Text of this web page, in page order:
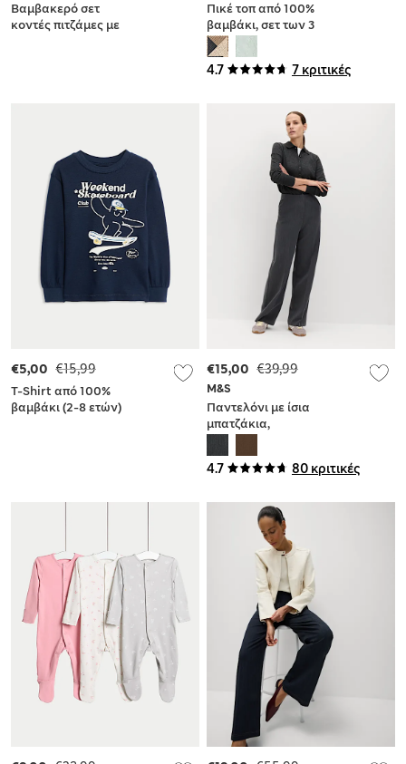
Βαμβακερό σετ
κοντές πιτζάμες με
4.7 7 κριτικές
Πικέ τοπ από 100%
βαμβάκι, σετ των 3
(2-8 ετών)
T-Shirt από 100%
βαμβάκι (2-8 ετών)
€15,99
€5,00
4.7 80 κριτικές
M&S
Παντελόνι με ίσια
μπατζάκια,
εφαρμογή και
χαλαρή γραμμή
€39,99
€15,00